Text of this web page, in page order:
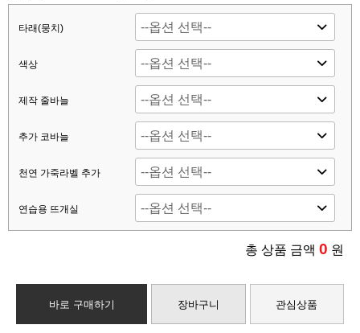
타래(뭉치)
색상
제작 줄바늘
추가 코바늘
천연 가죽라벨 추가
연습용 뜨개실
총 상품 금액 0 원
바로 구매하기 장바구니 관심상품